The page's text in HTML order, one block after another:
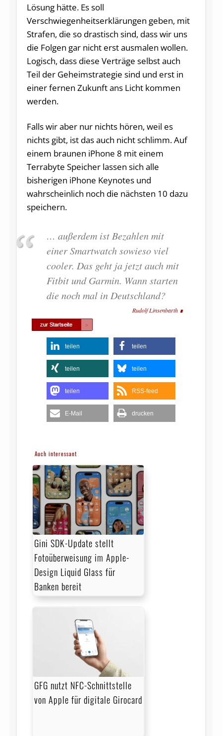
Lösung hätte. Es soll
Verschwiegenheitserklärungen geben, mit
Strafen, die so drastisch sind, dass wir uns
die Folgen gar nicht erst ausmalen wollen.
Logisch, dass diese Verträge selbst auch
Teil der Geheimstrategie sind und erst in
einer fernen Zukunft ans Licht kommen
werden.
Falls wir aber nur nichts hören, weil es
nichts gibt, ist das auch nicht schlimm. Auf
einem braunen iPhone 8 mit einem
Terrabyte Speicher lassen sich alle
bisherigen iPhone Keynotes und
wahrscheinlich noch die nächsten 10 dazu
speichern.
… außerdem ist Bezahlen mit
einer Smartwatch sowieso viel
cooler. Das geht ja jetzt auch mit
Fitbit und Garmin. Wann starten
die noch mal in Deutschland?
Rudolf Linsenbarth
teilen teilen
teilen teilen
teilen RSS-feed
E-Mail drucken
Auch interessant
Gini SDK-Update stellt
Fotoüberweisung im Apple-
Design Liquid Glass für
Banken bereit
GFG nutzt NFC-Schnittstelle
von Apple für digitale Girocard